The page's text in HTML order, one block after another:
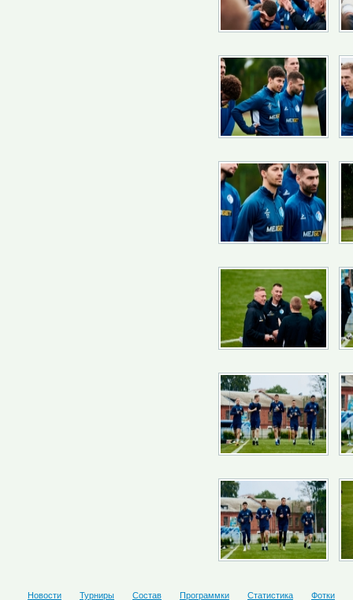
Новости Турниры Состав Программки Статистика Фотки